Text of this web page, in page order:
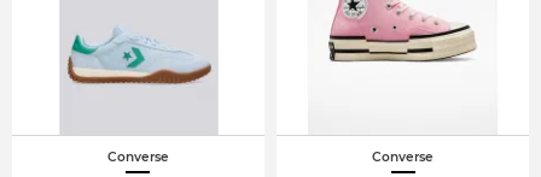
Converse Converse